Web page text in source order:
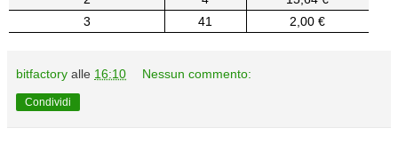
3
41 2,00 €
bitfactory alle 16:10 Nessun commento:
Condividi